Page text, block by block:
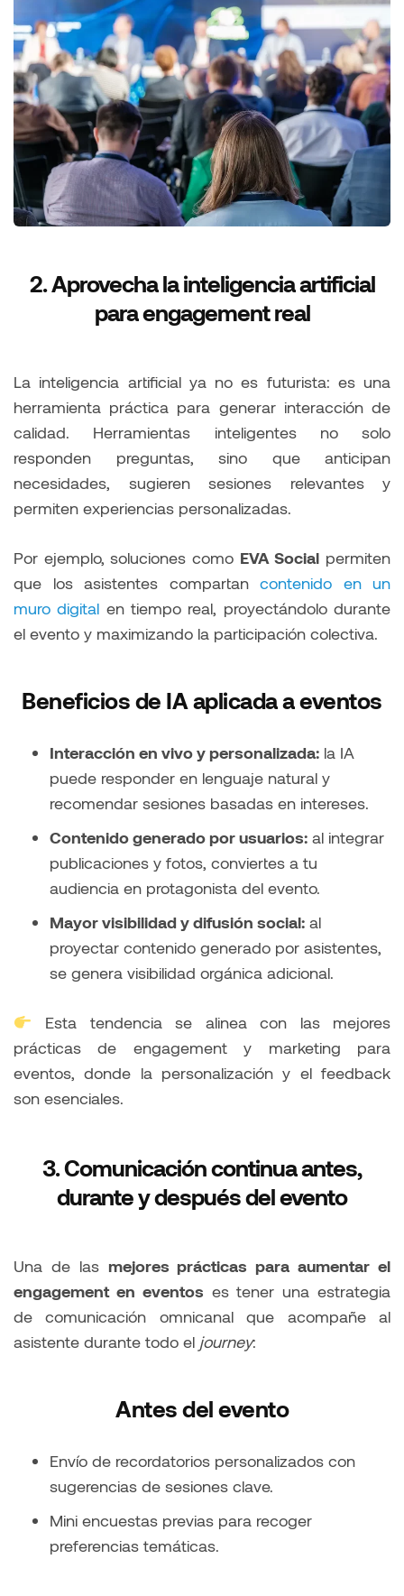
2. Aprovecha la inteligencia artificial
para engagement real
La inteligencia artificial ya no es futurista: es una
herramienta práctica para generar interacción de
calidad. Herramientas inteligentes no solo
responden preguntas, sino que anticipan
necesidades, sugieren sesiones relevantes y
permiten experiencias personalizadas.
Por ejemplo, soluciones como EVA Social permiten
que los asistentes compartan contenido en un
muro digital en tiempo real, proyectándolo durante
el evento y maximizando la participación colectiva.
Beneficios de IA aplicada a eventos
Interacción en vivo y personalizada: la IA
puede responder en lenguaje natural y
recomendar sesiones basadas en intereses.
Contenido generado por usuarios: al integrar
publicaciones y fotos, conviertes a tu
audiencia en protagonista del evento.
Mayor visibilidad y difusión social: al
proyectar contenido generado por asistentes,
se genera visibilidad orgánica adicional.
Esta tendencia se alinea con las mejores
prácticas de engagement y marketing para
eventos, donde la personalización y el feedback
son esenciales.
3. Comunicación continua antes,
durante y después del evento
Una de las mejores prácticas para aumentar el
engagement en eventos es tener una estrategia
de comunicación omnicanal que acompañe al
asistente durante todo el journey:
Antes del evento
Envío de recordatorios personalizados con
sugerencias de sesiones clave.
Mini encuestas previas para recoger
preferencias temáticas.